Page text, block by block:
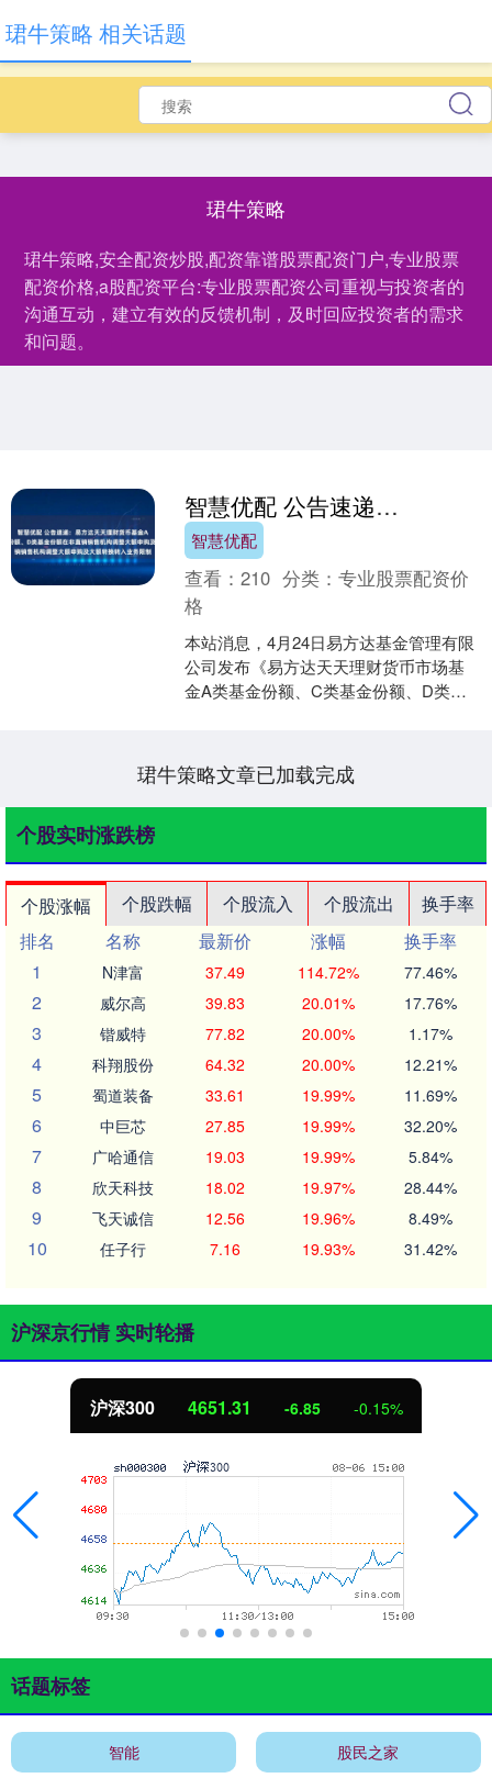
珺牛策略
珺牛策略,安全配资炒股,配资靠谱股票配资门户,专业股票
配资价格,a股配资平台:专业股票配资公司重视与投资者的
沟通互动，建立有效的反馈机制，及时回应投资者的需求
和问题。
珺牛策略 相关话题
智慧优配 公告速递：易方达天天理财货币基金A类基金份额、C类基金份额、D类基金份额在非直销销售机构调整大额申购及大额转换转入业务限制
智慧优配
查看：210 分类：专业股票配资价
格
本站消息，4月24日易方达基金管理有限
公司发布《易方达天天理财货币市场基
金A类基金份额、C类基金份额、D类基
珺牛策略文章已加载完成
个股实时涨跌榜
个股涨幅 个股跌幅 个股流入 个股流出
换手率
排名
名称 最新价 涨幅
换手率
1
N津富 37.49 114.72% 77.46%
2 威尔高 39.83 20.01% 17.76%
3 锴威特 77.82 20.00% 1.17%
4 科翔股份 64.32 20.00% 12.21%
5 蜀道装备 33.61 19.99% 11.69%
6 中巨芯 27.85 19.99% 32.20%
7 广哈通信 19.03 19.99% 5.84%
8 欣天科技 18.02 19.97% 28.44%
9 飞天诚信 12.56 19.96% 8.49%
10 任子行 7.16 19.93% 31.42%
沪深京行情 实时轮播
沪深300 4651.31 -6.85 -0.15%
话题标签
智能 股民之家